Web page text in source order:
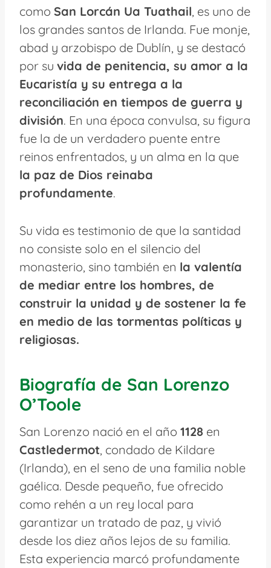
como San Lorcán Ua Tuathail, es uno de
los grandes santos de Irlanda. Fue monje,
abad y arzobispo de Dublín, y se destacó
por su vida de penitencia, su amor a la
Eucaristía y su entrega a la
reconciliación en tiempos de guerra y
división. En una época convulsa, su figura
fue la de un verdadero puente entre
reinos enfrentados, y un alma en la que
la paz de Dios reinaba
profundamente.
Su vida es testimonio de que la santidad
no consiste solo en el silencio del
monasterio, sino también en la valentía
de mediar entre los hombres, de
construir la unidad y de sostener la fe
en medio de las tormentas políticas y
religiosas.
Biografía de San Lorenzo
O’Toole
San Lorenzo nació en el año 1128 en
Castledermot, condado de Kildare
(Irlanda), en el seno de una familia noble
gaélica. Desde pequeño, fue ofrecido
como rehén a un rey local para
garantizar un tratado de paz, y vivió
desde los diez años lejos de su familia.
Esta experiencia marcó profundamente